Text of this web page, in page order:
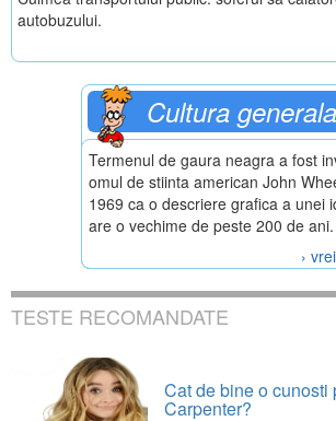
autobuzului.
Cultura generala
Termenul de gaura neagra a fost
omul de stiinta american John
1969 ca o descriere grafica a unei
are o vechime de peste 200 de ani.
›
TESTE RECOMANDATE
Cat de bine o cunosti
Carpenter?